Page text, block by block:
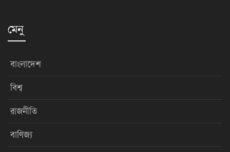
মেনু
বাংলাদেশ
বিশ্ব
রাজনীতি
বাণিজ্য